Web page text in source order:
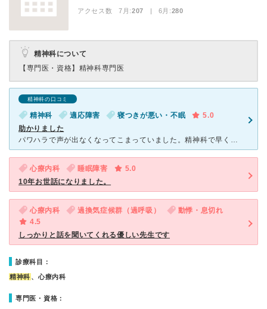
アクセス数 7月:207 | 6月:280
精神科について
【専門医・資格】 精神科専門医
精神科の口コミ
精神科 適応障害 寝つきが悪い・不眠
5.0
助かりました
パワハラで声が出なくなってこまっていました。精神科で早く予約取れたのが、名駅2丁目クリニックでした。 声が出ない私を気遣い、優しく接してくださったスタッフに感謝しています。 私は事前に言いたい事や
心療内科 睡眠障害
5.0
10年お世話になりました。
心療内科 過換気症候群（過呼吸）
動悸・息切れ
4.5
しっかりと話を聞いてくれる優しい先生です
診療科目：
精神科 、心療内科
専門医・資格：